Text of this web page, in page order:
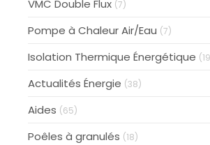
VMC Double Flux (7)
Pompe à Chaleur Air/Eau (7)
Isolation Thermique Énergétique
Actualités Énergie (38)
Aides (65)
Poêles à granulés (18)